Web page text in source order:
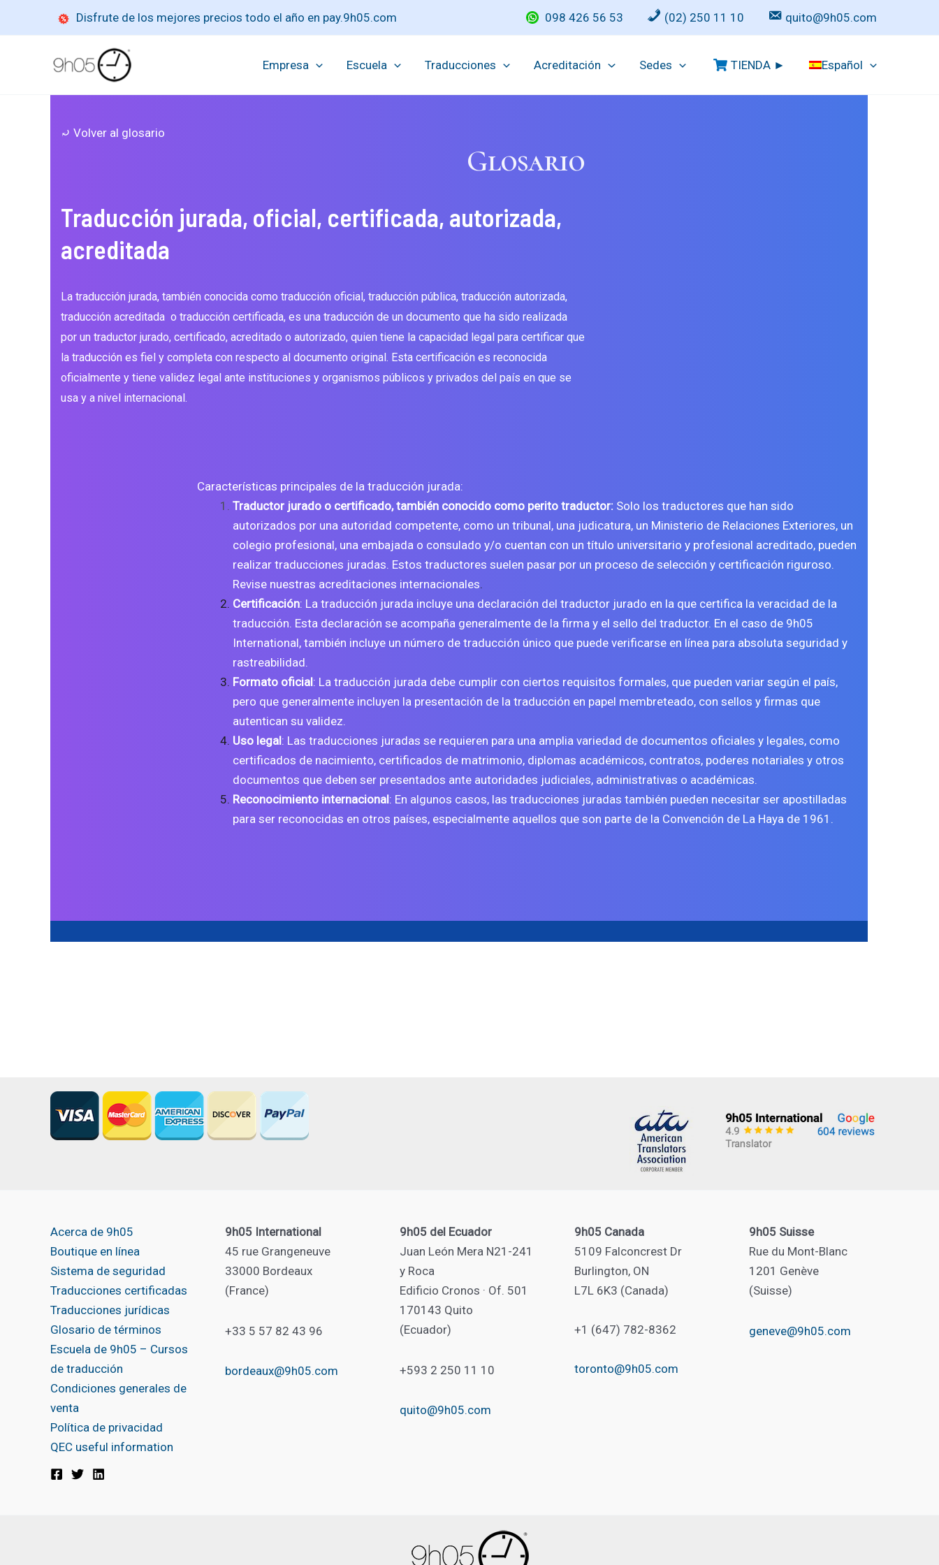
Disfrute de los mejores precios todo el año en pay.9h05.com 098 426 56 53 (02) 250 11 10 quito@9h05.com
Empresa Escuela Traducciones Acreditación Sedes TIENDA ► Español
⤾ Volver al glosario
Glosario
Traducción jurada, oficial, certificada, autorizada,
acreditada
La traducción jurada, también conocida como traducción oficial, traducción pública, traducción autorizada,
traducción acreditada o traducción certificada, es una traducción de un documento que ha sido realizada
por un traductor jurado, certificado, acreditado o autorizado, quien tiene la capacidad legal para certificar que
la traducción es fiel y completa con respecto al documento original. Esta certificación es reconocida
oficialmente y tiene validez legal ante instituciones y organismos públicos y privados del país en que se
usa y a nivel internacional.
Características principales de la traducción jurada:
Traductor jurado o certificado, también conocido como perito traductor: Solo los traductores que han sido
autorizados por una autoridad competente, como un tribunal, una judicatura, un Ministerio de Relaciones Exteriores, un
colegio profesional, una embajada o consulado y/o cuentan con un título universitario y profesional acreditado, pueden
realizar traducciones juradas. Estos traductores suelen pasar por un proceso de selección y certificación riguroso.
Revise nuestras acreditaciones internacionales.
Certificación: La traducción jurada incluye una declaración del traductor jurado en la que certifica la veracidad de la
traducción. Esta declaración se acompaña generalmente de la firma y el sello del traductor. En el caso de 9h05
International, también incluye un número de traducción único que puede verificarse en línea para absoluta seguridad y
rastreabilidad.
Formato oficial: La traducción jurada debe cumplir con ciertos requisitos formales, que pueden variar según el país,
pero que generalmente incluyen la presentación de la traducción en papel membreteado, con sellos y firmas que
autentican su validez.
Uso legal: Las traducciones juradas se requieren para una amplia variedad de documentos oficiales y legales, como
certificados de nacimiento, certificados de matrimonio, diplomas académicos, contratos, poderes notariales y otros
documentos que deben ser presentados ante autoridades judiciales, administrativas o académicas.
Reconocimiento internacional: En algunos casos, las traducciones juradas también pueden necesitar ser apostilladas
para ser reconocidas en otros países, especialmente aquellos que son parte de la Convención de La Haya de 1961.
Acerca de 9h05
Boutique en línea
Sistema de seguridad
Traducciones certificadas
Traducciones jurídicas
Glosario de términos
Escuela de 9h05 – Cursos
de traducción
Condiciones generales de
venta
Política de privacidad
QEC useful information
9h05 International
45 rue Grangeneuve
33000 Bordeaux
(France)
+33 5 57 82 43 96
bordeaux@9h05.com
9h05 del Ecuador
Juan León Mera N21-241
y Roca
Edificio Cronos · Of. 501
170143 Quito
(Ecuador)
+593 2 250 11 10
quito@9h05.com
9h05 Canada
5109 Falconcrest Dr
Burlington, ON
L7L 6K3 (Canada)
+1 (647) 782-8362
toronto@9h05.com
9h05 Suisse
Rue du Mont-Blanc
1201 Genève
(Suisse)
geneve@9h05.com